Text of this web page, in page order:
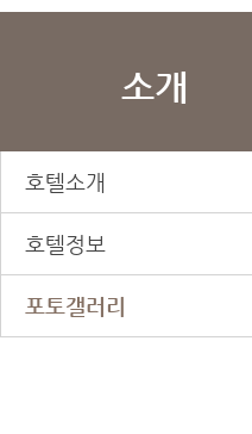
소개
호텔소개
호텔정보
포토갤러리